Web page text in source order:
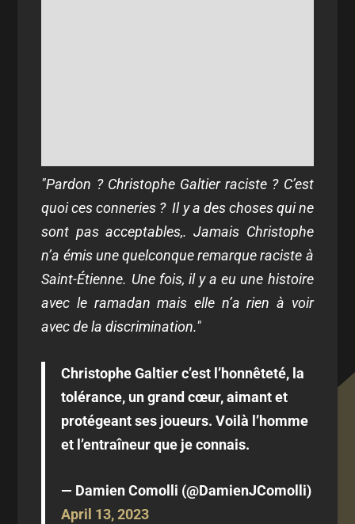
"Pardon ? Christophe Galtier raciste ? C’est
quoi ces conneries ? Il y a des choses qui ne
sont pas acceptables,. Jamais Christophe
n’a émis une quelconque remarque raciste à
Saint-Étienne. Une fois, il y a eu une histoire
avec le ramadan mais elle n’a rien à voir
avec de la discrimination."
Christophe Galtier c’est l’honnêteté, la
tolérance, un grand cœur, aimant et
protégeant ses joueurs. Voilà l’homme
et l’entraîneur que je connais.
— Damien Comolli (@DamienJComolli)
April 13, 2023